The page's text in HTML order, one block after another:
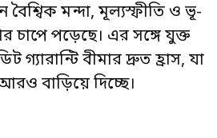
বৈশ্বিক মন্দা, মূল্যস্ফীতি ও ভূ-
চাপে পড়েছে। এর সঙ্গে যুক্ত
গ্যারান্টি বীমার দ্রুত হ্রাস, যা
বাড়িয়ে দিচ্ছে।